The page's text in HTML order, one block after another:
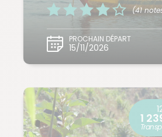
(41
PROCHAIN DÉPART
15/11/2026
1